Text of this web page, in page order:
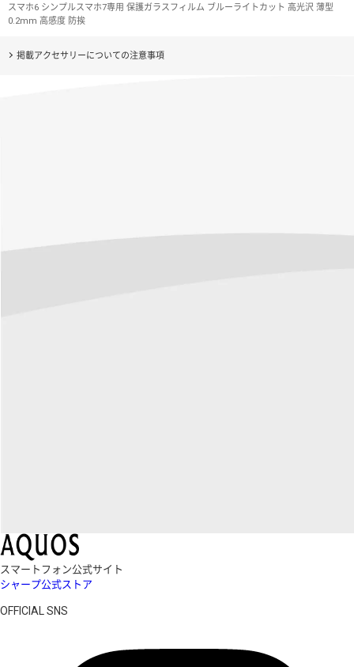
スマホ6 シンプルスマホ7専用 保護ガラスフィルム ブルーライトカット 高光沢 薄型
0.2mm 高感度 防挨
掲載アクセサリーについての注意事項
スマートフォン公式サイト
シャープ公式ストア
OFFICIAL SNS